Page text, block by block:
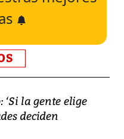
la gente elige
deciden